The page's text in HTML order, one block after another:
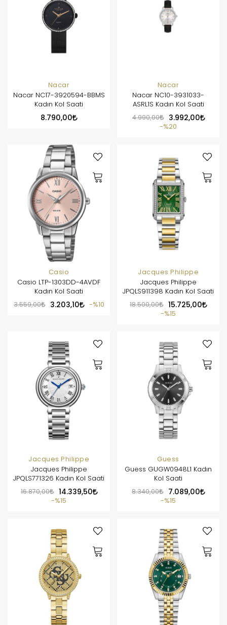
Nacar
Nacar NC17-3920594-BBMS
Kadın Kol Saati
8.790,00
Nacar
Nacar NC10-3931033-
ASRL1S Kadın Kol Saati
4.990,00
3.992,00
%20
Casio
Casio LTP-1303DD-4AVDF
Kadın Kol Saati
3.559,00
3.203,10 %10
Jacques Philippe
Jacques Philippe
JPQLS911398 Kadın Kol Saati
18.500,00
15.725,00
%15
Jacques Philippe
Jacques Philippe
JPQLS771326 Kadın Kol Saati
16.870,00
14.339,50
%15
Guess
Guess GUGW0948L1 Kadın
Kol Saati
8.340,00
7.089,00
%15